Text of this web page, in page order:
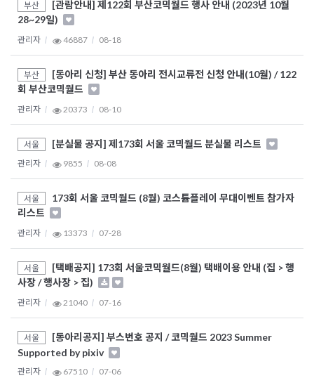
부산
[관람안내] 제122회 부산코믹월드 행사 안내 (2023년 10월
28~29일)
관리자 46887 08-18
부산
[동아리 신청] 부산 동아리 전시교류전 신청 안내(10월) / 122
회 부산코믹월드
관리자 20373 08-10
서울 [분실물 공지] 제173회 서울 코믹월드 분실물 리스트
관리자 9855 08-08
서울
173회 서울 코믹월드 (8월) 코스튬플레이 무대이벤트 참가자
리스트
관리자 13373 07-28
서울
[택배공지] 173회 서울코믹월드(8월) 택배이용 안내 (집 > 행
사장 / 행사장 > 집)
관리자 21040 07-16
서울
[동아리공지] 부스번호 공지 / 코믹월드 2023 Summer
Supported by pixiv
관리자 67510 07-06